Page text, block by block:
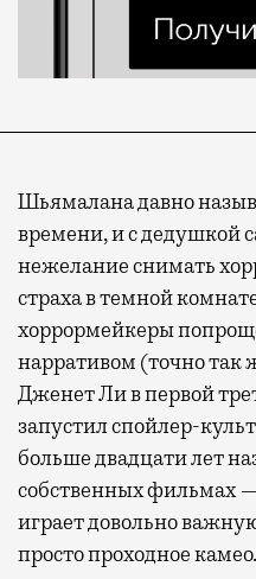
Шьямалана давно
времени, и с дедушкой
нежелание снимать
страха в темной
хоррормейкеры
нарративом (точно так
Дженет Ли в первой
запустил спойлер-
больше двадцати лет
собственных фильмах
играет довольно
просто проходное камео.